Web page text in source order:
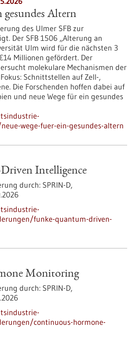
gesundes Altern
des Ulmer SFB zur
Der SFB 1506 „Alterung an
Ulm wird für die nächsten 3
Millionen gefördert. Der
molekulare Mechanismen der
Schnittstellen auf Zell-,
Die Forschenden hoffen dabei auf
und neue Wege für ein gesundes
wege-fuer-ein-gesundes-altern
Intelligence
durch: SPRIN-D,
funke-quantum-driven-
Monitoring
durch: SPRIN-D,
continuous-hormone-